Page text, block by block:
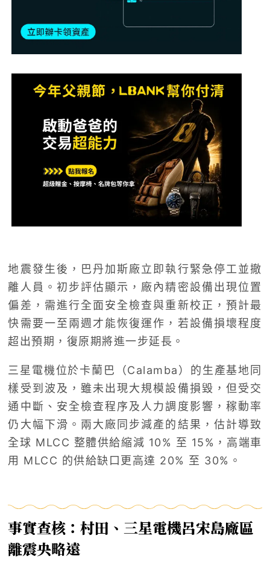
地震發生後，巴丹加斯廠立即執行緊急停工並撤
離人員。初步評估顯示，廠內精密設備出現位置
偏差，需進行全面安全檢查與重新校正，預計最
快需要一至兩週才能恢復運作，若設備損壞程度
超出預期，復原期將進一步延長。
三星電機位於卡蘭巴（Calamba）的生產基地同
樣受到波及，雖未出現大規模設備損毀，但受交
通中斷、安全檢查程序及人力調度影響，稼動率
仍大幅下滑。兩大廠同步減產的結果，估計導致
全球 MLCC 整體供給縮減 10% 至 15%，高端車
用 MLCC 的供給缺口更高達 20% 至 30%。
事實查核：村田、三星電機呂宋島廠區
離震央略遠